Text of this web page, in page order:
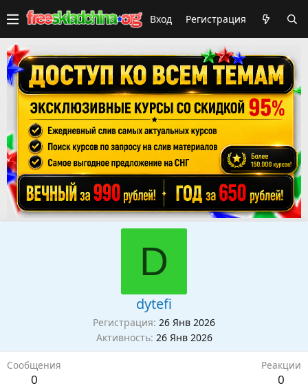
Вход Регистрация
D
dytefi
Регистрация 26 Янв 2026
Активность 26 Янв 2026
Сообщения
0
Реакции
0